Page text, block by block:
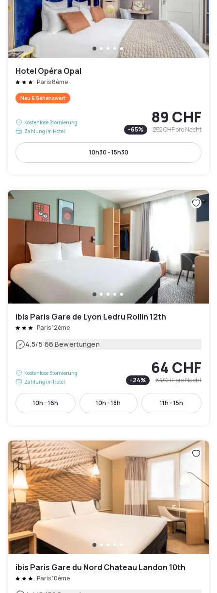
Hotel Opéra Opal
Paris 8ème
Neu & Sehenswert
Kostenlose Stornierung
Zahlung im Hotel
89 CHF
-65% 252 CHFpro Nacht
10h30 - 15h30
ibis Paris Gare de Lyon Ledru Rollin 12th
Paris 12ème
4.5/5|66 Bewertungen
Kostenlose Stornierung
Zahlung im Hotel
64 CHF
-24% 84 CHFpro Nacht
10h - 16h 10h - 18h 11h - 15h
ibis Paris Gare du Nord Chateau Landon 10th
Paris 10ème